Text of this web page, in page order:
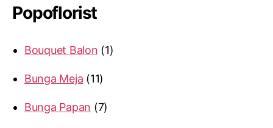
Popoflorist
Bouquet Balon 1
Bunga Meja 11
Bunga Papan 7